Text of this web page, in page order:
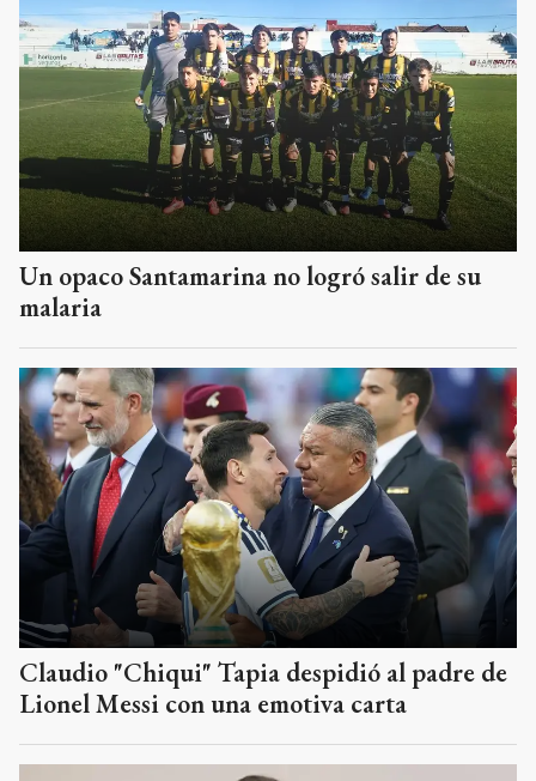
Un opaco Santamarina no logró salir de su
malaria
Claudio "Chiqui" Tapia despidió al padre de
Lionel Messi con una emotiva carta